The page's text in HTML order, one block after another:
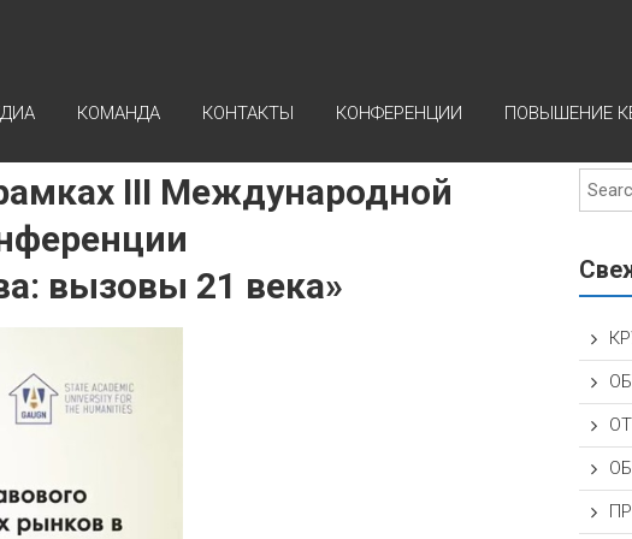
КОМАНДА КОНТАКТЫ КОНФЕРЕНЦИИ ПОВЫШЕНИЕ
III Международной
вызовы 21 века»